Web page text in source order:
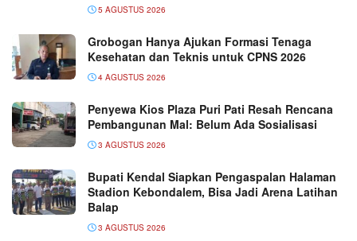
5 AGUSTUS 2026
Grobogan Hanya Ajukan Formasi Tenaga
Kesehatan dan Teknis untuk CPNS 2026
4 AGUSTUS 2026
Penyewa Kios Plaza Puri Pati Resah Rencana
Pembangunan Mal: Belum Ada Sosialisasi
3 AGUSTUS 2026
Bupati Kendal Siapkan Pengaspalan Halaman
Stadion Kebondalem, Bisa Jadi Arena Latihan
Balap
3 AGUSTUS 2026